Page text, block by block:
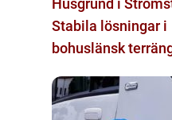
Husgrund i
Stabila lösningar i
bohuslänsk